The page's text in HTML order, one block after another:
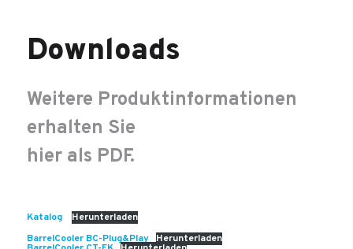
Downloads
Weitere Produktinformationen
erhalten Sie
hier als PDF.
Katalog
Herunterladen
BarrelCooler BC-Plug&Play
Herunterladen